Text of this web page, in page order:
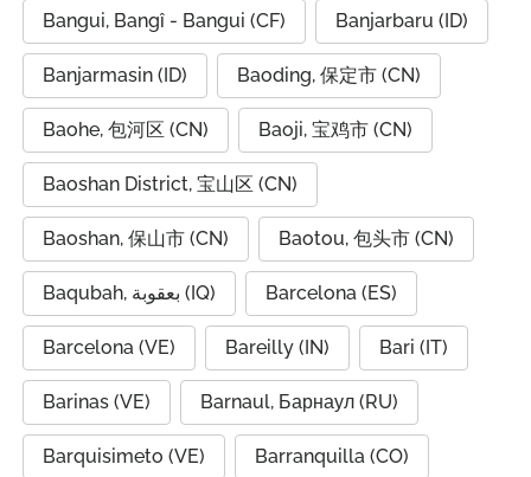
Bangui, Bangî - Bangui (CF) Banjarbaru (ID)
Banjarmasin (ID) Baoding, 保定市 (CN)
Baohe, 包河区 (CN) Baoji, 宝鸡市 (CN)
Baoshan District, 宝山区 (CN)
Baoshan, 保山市 (CN) Baotou, 包头市 (CN)
Baqubah, بعقوبة (IQ) Barcelona (ES)
Barcelona (VE) Bareilly (IN) Bari (IT)
Barinas (VE) Barnaul, Барнаул (RU)
Barquisimeto (VE) Barranquilla (CO)